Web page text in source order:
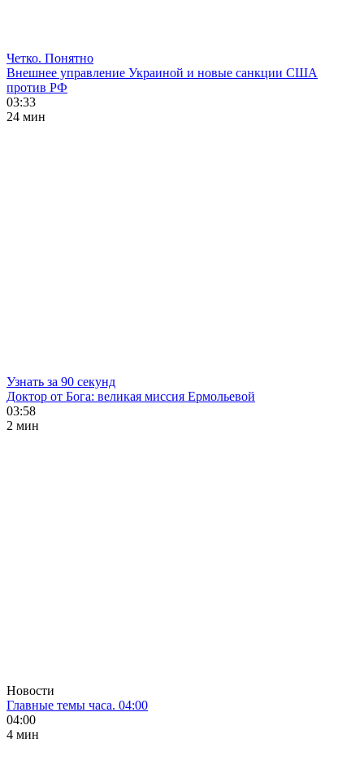
Четко. Понятно
Внешнее управление Украиной и новые санкции США
против РФ
03:33
24 мин
Узнать за 90 секунд
Доктор от Бога: великая миссия Ермольевой
03:58
2 мин
Новости
Главные темы часа. 04:00
04:00
4 мин